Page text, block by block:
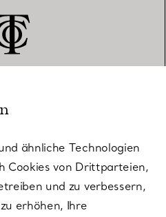
ähnliche Technologien
Cookies von Drittparteien,
und zu verbessern,
erhöhen, Ihre